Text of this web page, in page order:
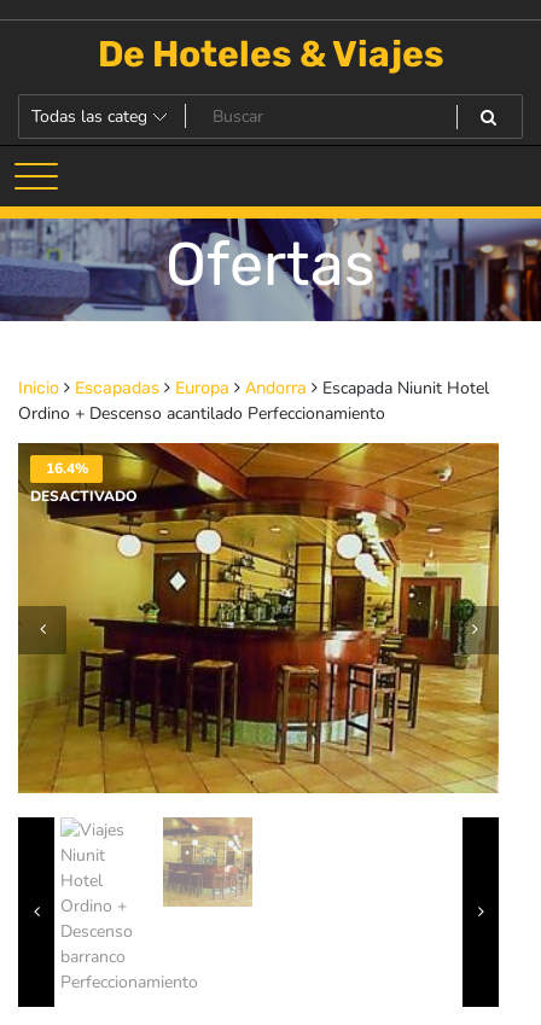
De Hoteles & Viajes
Ofertas
Inicio Escapadas Europa Andorra
Escapada Niunit Hotel
Ordino + Descenso acantilado Perfeccionamiento
16.4%
DESACTIVADO